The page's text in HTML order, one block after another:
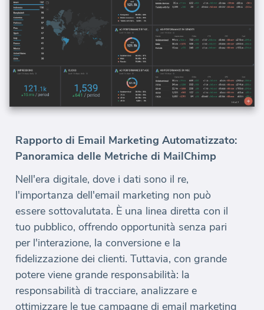
Rapporto di Email Marketing Automatizzato:
Panoramica delle Metriche di MailChimp
Nell'era digitale, dove i dati sono il re,
l'importanza dell'email marketing non può
essere sottovalutata. È una linea diretta con il
tuo pubblico, offrendo opportunità senza pari
per l'interazione, la conversione e la
fidelizzazione dei clienti. Tuttavia, con grande
potere viene grande responsabilità: la
responsabilità di tracciare, analizzare e
ottimizzare le tue campagne di email marketing